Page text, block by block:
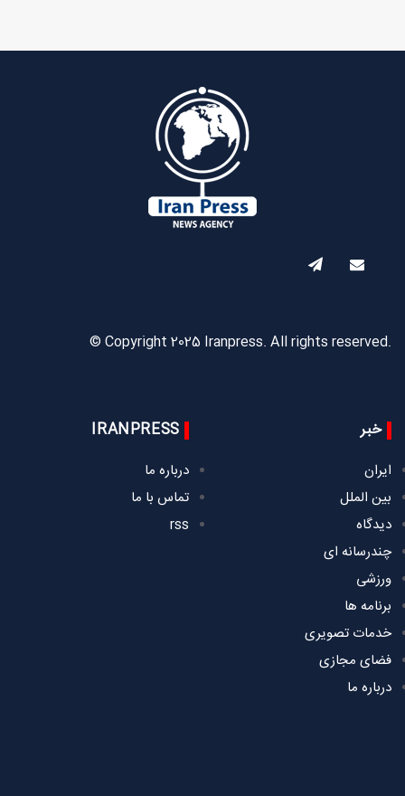
© Copyright 2025 Iranpress. All rights reserved.
خبر
ایران
بین الملل
دیدگاه
چندرسانه ای
ورزشی
برنامه ها
خدمات تصویری
فضای مجازی
درباره ما
IRANPRESS
درباره ما
تماس با ما
rss